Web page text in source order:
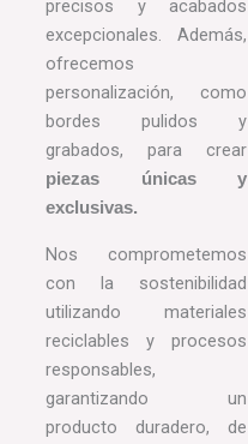
precisos y acabados
excepcionales. Además,
ofrecemos
personalización, como
bordes pulidos y
grabados, para crear
piezas únicas y
exclusivas.
Nos comprometemos
con la sostenibilidad
utilizando materiales
reciclables y procesos
responsables,
garantizando un
producto duradero, de